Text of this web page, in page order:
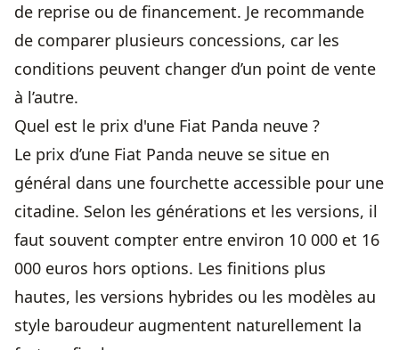
de reprise ou de financement. Je recommande
de comparer plusieurs concessions, car les
conditions peuvent changer d’un point de vente
à l’autre.
Quel est le prix d'une Fiat Panda neuve ?
Le prix d’une Fiat Panda neuve se situe en
général dans une fourchette accessible pour une
citadine. Selon les générations et les versions, il
faut souvent compter entre environ 10 000 et 16
000 euros hors options. Les finitions plus
hautes, les versions hybrides ou les modèles au
style baroudeur augmentent naturellement la